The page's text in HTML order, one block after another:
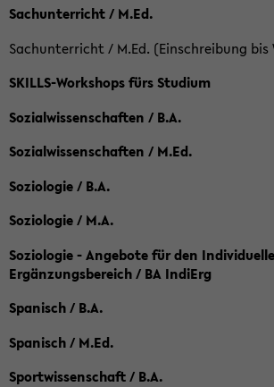
Sachunterricht / M.Ed.
Sachunterricht / M.Ed. (Einschreibung bis
SKILLS-Workshops fürs Studium
Sozialwissenschaften / B.A.
Sozialwissenschaften / M.Ed.
Soziologie / B.A.
Soziologie / M.A.
Soziologie - Angebote für den
Ergänzungsbereich / BA IndiErg
Spanisch / B.A.
Spanisch / M.Ed.
Sportwissenschaft / B.A.